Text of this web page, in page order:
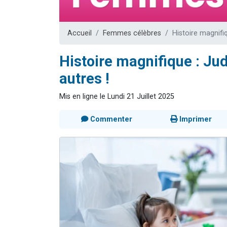
Il reste
12
3
2
2
Accueil Femmes célèbres Histoire
Histoire magnifique :
autres !
Mis en ligne le Lundi 21 Juillet 2025
Commenter Imprimer